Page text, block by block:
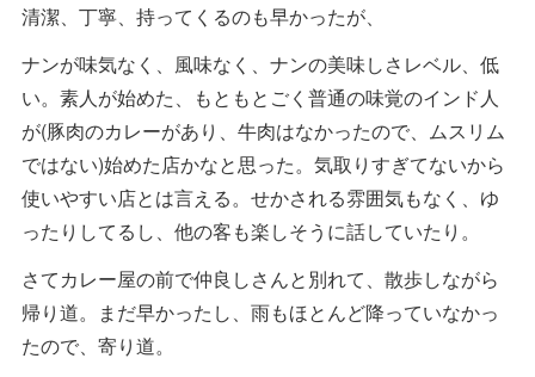
清潔、丁寧、持ってくるのも早かったが、
ナンが味気なく、風味なく、ナンの美味しさレベル、低
い。素人が始めた、もともとごく普通の味覚のインド人
が(豚肉のカレーがあり、牛肉はなかったので、ムスリム
ではない)始めた店かなと思った。気取りすぎてないから
使いやすい店とは言える。せかされる雰囲気もなく、ゆ
ったりしてるし、他の客も楽しそうに話していたり。
さてカレー屋の前で仲良しさんと別れて、散歩しながら
帰り道。まだ早かったし、雨もほとんど降っていなかっ
たので、寄り道。